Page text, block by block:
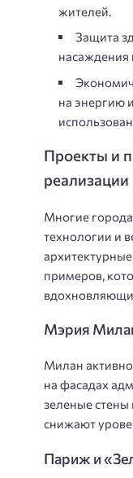
жителей.
Защита
насаждения
на энергию
Проекты и
реализации
Многие
технологии и
примеров,
Мэрия
Милан
на фасадах
зеленые стены
снижают
Париж и